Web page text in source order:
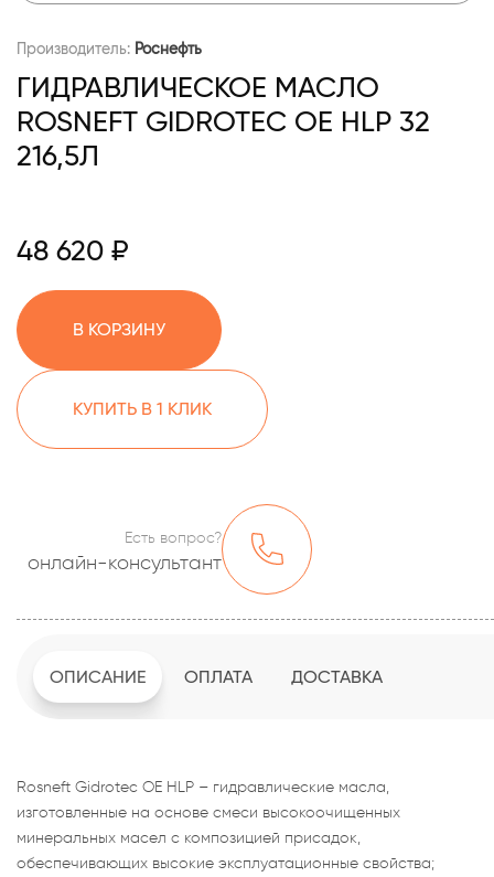
Производитель: Роснефть
ГИДРАВЛИЧЕСКОЕ МАСЛО
ROSNEFT GIDROTEC OE HLP 32
216,5Л
48 620 ₽
В КОРЗИНУ
КУПИТЬ В 1 КЛИК
Есть вопрос?
онлайн-консультант
ОПИСАНИЕ ОПЛАТА ДОСТАВКА
Rosneft Gidrotec OE HLP – гидравлические масла,
изготовленные на основе смеси высокоочищенных
минеральных масел с композицией присадок,
обеспечивающих высокие эксплуатационные свойства;